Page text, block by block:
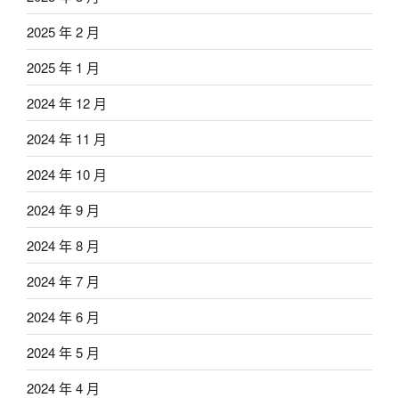
2025 年 2 月
2025 年 1 月
2024 年 12 月
2024 年 11 月
2024 年 10 月
2024 年 9 月
2024 年 8 月
2024 年 7 月
2024 年 6 月
2024 年 5 月
2024 年 4 月